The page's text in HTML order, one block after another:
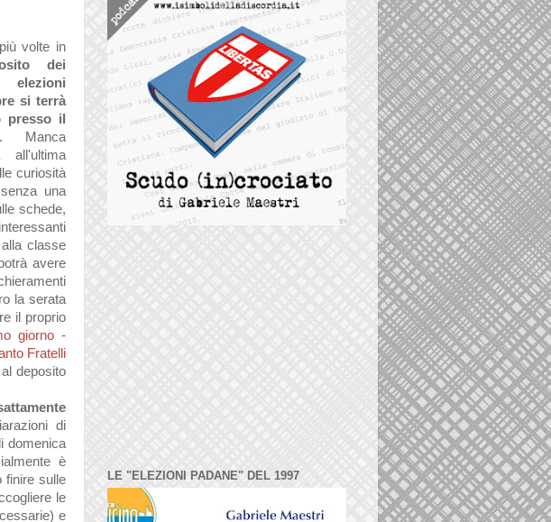
volte in
dei
elezioni
si terrà
il
. Manca
all'ultima
curiosità
una
schede,
classe
avere
la serata
il proprio
giorno -
Fratelli
deposito
di
domenica
è
finire sulle
le
e
LE "ELEZIONI PADANE" DEL 1997